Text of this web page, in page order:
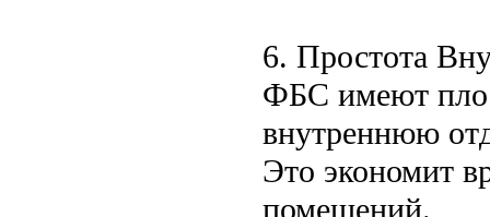
6. Простота
ФБС имеют
внутреннюю
Это экономит
помещений.